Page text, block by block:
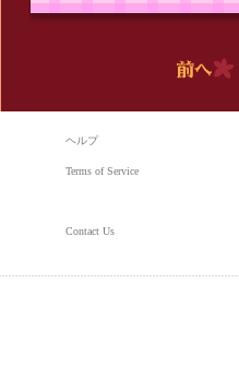
ヘルプ
Terms of Service
Contact Us